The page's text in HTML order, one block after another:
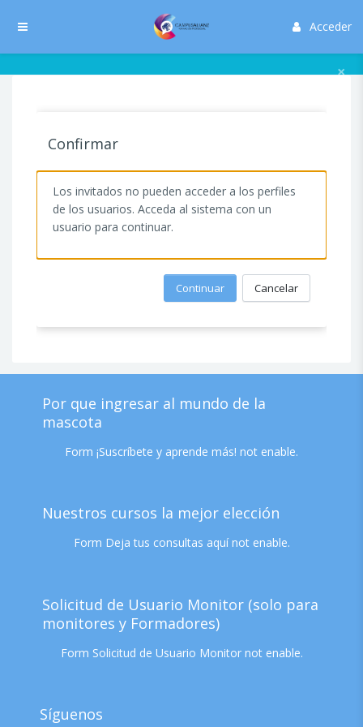
Panel lateral Acceder
×
Confirmar
Los invitados no pueden acceder a los perfiles
de los usuarios. Acceda al sistema con un
usuario para continuar.
Continuar Cancelar
Por que ingresar al mundo de la
mascota
Form ¡Suscríbete y aprende más! not enable.
Nuestros cursos la mejor elección
Form Deja tus consultas aquí not enable.
Solicitud de Usuario Monitor (solo para
monitores y Formadores)
Form Solicitud de Usuario Monitor not enable.
Síguenos